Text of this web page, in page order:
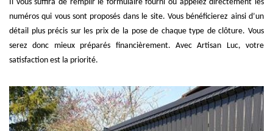
Il vous suffira de remplir le formulaire fourni ou appelez directement les
numéros qui vous sont proposés dans le site. Vous bénéficierez ainsi d’un
détail plus précis sur les prix de la pose de chaque type de clôture. Vous
serez donc mieux préparés financièrement. Avec Artisan Luc, votre
satisfaction est la priorité.